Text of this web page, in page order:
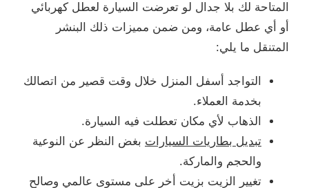
المتاحة لك بلا جدال لو تعرضت السيارة لعطل كهربائي
أو أي عطل عامة، ومن ضمن مميزات ذلك البنشر
المتنقل ما يلي:
التواجد أسفل المنزل خلال وقت قصير من اتصالك
بخدمة العملاء.
الذهاب لأي مكان تعطلت فيه السيارة.
تبديل بطاريات السيارات بغض النظر عن النوعية
والحجم والماركة.
تغيير الزيت بزيت أخر على مستوى عالمي وصالح